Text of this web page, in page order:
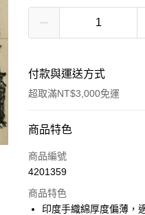
付款與運送方式
超取滿NT$3,000免運
付款方式
信用卡一次付款
LINE Pay
商品特色
商品編號
4201359
商品特色
印度手織綿厚度偏薄，